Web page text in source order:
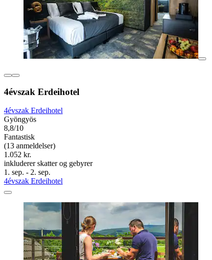
4évszak Erdeihotel
4évszak Erdeihotel
Gyöngyös
8,8/10
Fantastisk
(13 anmeldelser)
1.052 kr.
inkluderer skatter og gebyrer
1. sep. - 2. sep.
4évszak Erdeihotel